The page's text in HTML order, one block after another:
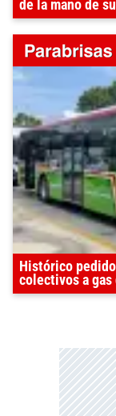
de la mano de
Histórico
colectivos a gas